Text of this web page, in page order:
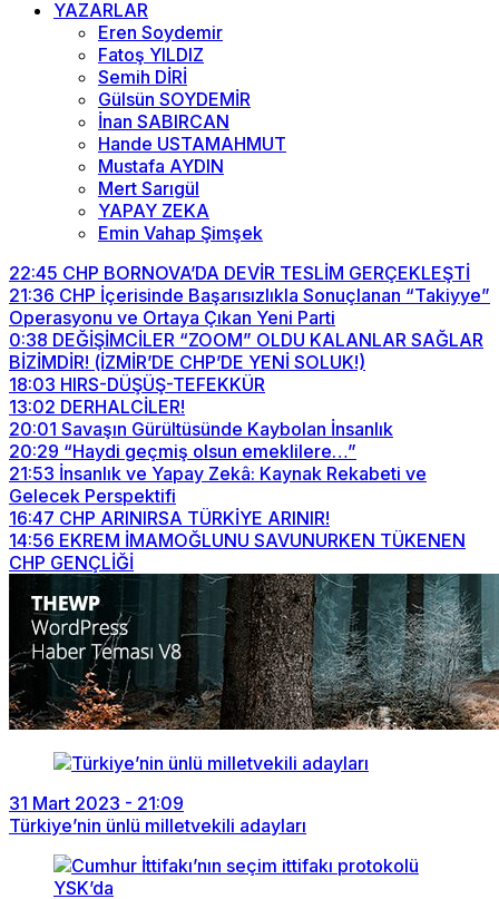
YAZARLAR
Eren Soydemir
Fatoş YILDIZ
Semih DİRİ
Gülsün SOYDEMİR
İnan SABIRCAN
Hande USTAMAHMUT
Mustafa AYDIN
Mert Sarıgül
YAPAY ZEKA
Emin Vahap Şimşek
22:45 CHP BORNOVA’DA DEVİR TESLİM GERÇEKLEŞTİ
21:36 CHP İçerisinde Başarısızlıkla Sonuçlanan “Takiyye”
Operasyonu ve Ortaya Çıkan Yeni Parti
0:38 DEĞİŞİMCİLER “ZOOM” OLDU KALANLAR SAĞLAR
BİZİMDİR! (İZMİR’DE CHP’DE YENİ SOLUK!)
18:03 HIRS-DÜŞÜŞ-TEFEKKÜR
13:02 DERHALCİLER!
20:01 Savaşın Gürültüsünde Kaybolan İnsanlık
20:29 “Haydi geçmiş olsun emeklilere…”
21:53 İnsanlık ve Yapay Zekâ: Kaynak Rekabeti ve
Gelecek Perspektifi
16:47 CHP ARINIRSA TÜRKİYE ARINIR!
14:56 EKREM İMAMOĞLUNU SAVUNURKEN TÜKENEN
CHP GENÇLİĞİ
31 Mart 2023 - 21:09
Türkiye’nin ünlü milletvekili adayları